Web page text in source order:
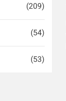
(209)
(54)
(53)